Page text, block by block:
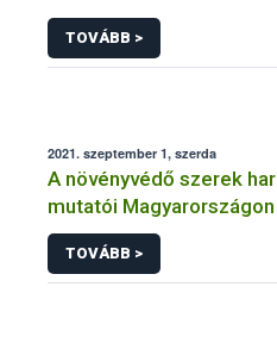
TOVÁBB >
2021. szeptember 1, szerda
A növényvédő szerek
mutatói
TOVÁBB >